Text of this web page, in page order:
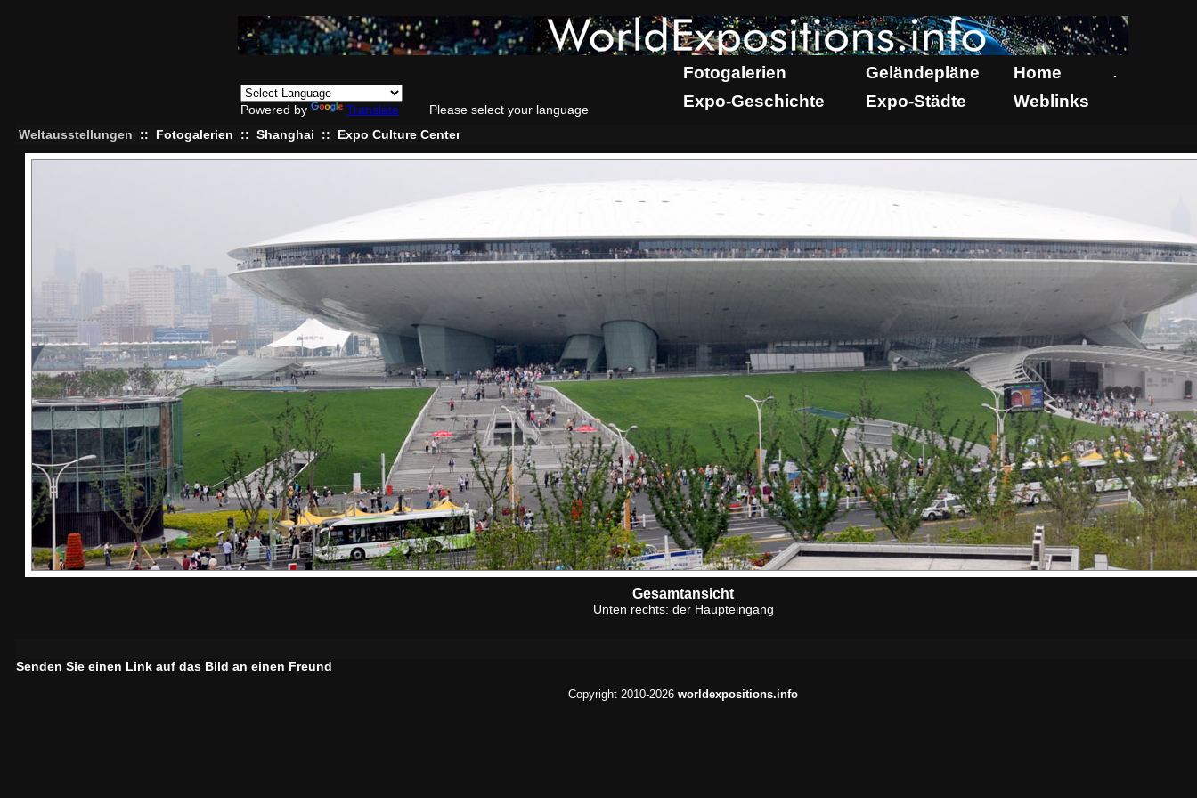
Powered by Translate Please select your language
Fotogalerien Geländepläne Home .
Expo-Geschichte Expo-Städte Weblinks
Weltausstellungen :: Fotogalerien :: Shanghai :: Expo Culture Center
Gesamtansicht
Unten rechts: der Haupteingang
Senden Sie einen Link auf das Bild an einen Freund
Copyright 2010-2026 worldexpositions.info